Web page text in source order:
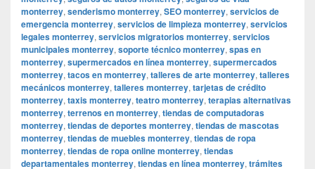
monterrey, senderismo monterrey, SEO monterrey, servicios de
emergencia monterrey, servicios de limpieza monterrey, servicios
legales monterrey, servicios migratorios monterrey, servicios
municipales monterrey, soporte técnico monterrey, spas en
monterrey, supermercados en línea monterrey, supermercados
monterrey, tacos en monterrey, talleres de arte monterrey, talleres
mecánicos monterrey, talleres monterrey, tarjetas de crédito
monterrey, taxis monterrey, teatro monterrey, terapias alternativas
monterrey, terrenos en monterrey, tiendas de computadoras
monterrey, tiendas de deportes monterrey, tiendas de mascotas
monterrey, tiendas de muebles monterrey, tiendas de ropa
monterrey, tiendas de ropa online monterrey, tiendas
departamentales monterrey, tiendas en línea monterrey, trámites